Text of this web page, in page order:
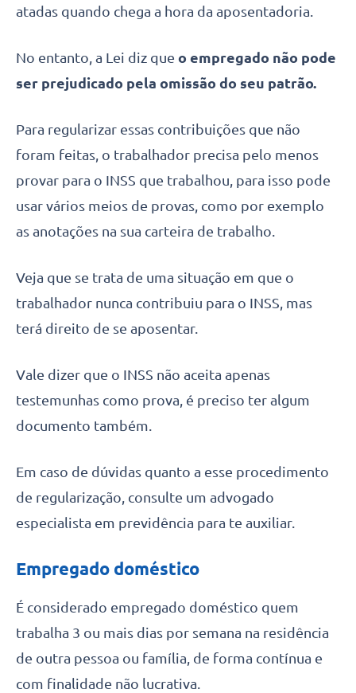
atadas quando chega a hora da aposentadoria.
No entanto, a Lei diz que o empregado não pode
ser prejudicado pela omissão do seu patrão.
Para regularizar essas contribuições que não
foram feitas, o trabalhador precisa pelo menos
provar para o INSS que trabalhou, para isso pode
usar vários meios de provas, como por exemplo
as anotações na sua carteira de trabalho.
Veja que se trata de uma situação em que o
trabalhador nunca contribuiu para o INSS, mas
terá direito de se aposentar.
Vale dizer que o INSS não aceita apenas
testemunhas como prova, é preciso ter algum
documento também.
Em caso de dúvidas quanto a esse procedimento
de regularização, consulte um advogado
especialista em previdência para te auxiliar.
Empregado doméstico
É considerado empregado doméstico quem
trabalha 3 ou mais dias por semana na residência
de outra pessoa ou família, de forma contínua e
com finalidade não lucrativa.